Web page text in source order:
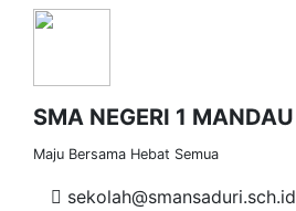
SMA NEGERI 1 MANDAU
Maju Bersama Hebat Semua
sekolah@smansaduri.sch.id